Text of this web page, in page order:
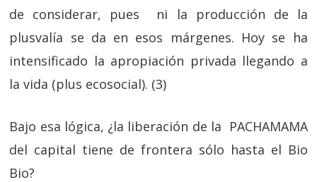
de considerar, pues ni la producción de la
plusvalía se da en esos márgenes. Hoy se ha
intensificado la apropiación privada llegando a
la vida (plus ecosocial). (3)
Bajo esa lógica, ¿la liberación de la PACHAMAMA
del capital tiene de frontera sólo hasta el Bio
Bio?